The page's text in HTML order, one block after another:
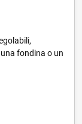
fondina o un